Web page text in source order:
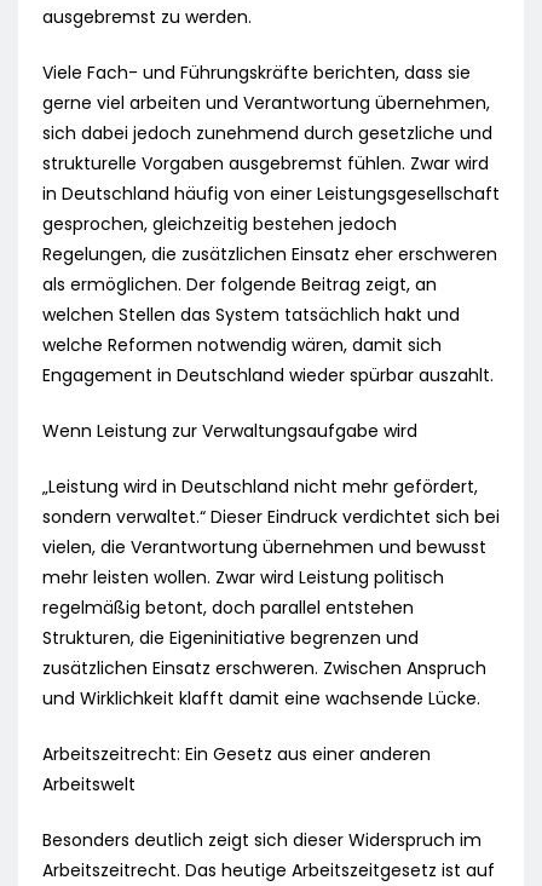
ausgebremst zu werden.
Viele Fach- und Führungskräfte berichten, dass sie
gerne viel arbeiten und Verantwortung übernehmen,
sich dabei jedoch zunehmend durch gesetzliche und
strukturelle Vorgaben ausgebremst fühlen. Zwar wird
in Deutschland häufig von einer Leistungsgesellschaft
gesprochen, gleichzeitig bestehen jedoch
Regelungen, die zusätzlichen Einsatz eher erschweren
als ermöglichen. Der folgende Beitrag zeigt, an
welchen Stellen das System tatsächlich hakt und
welche Reformen notwendig wären, damit sich
Engagement in Deutschland wieder spürbar auszahlt.
Wenn Leistung zur Verwaltungsaufgabe wird
„Leistung wird in Deutschland nicht mehr gefördert,
sondern verwaltet.“ Dieser Eindruck verdichtet sich bei
vielen, die Verantwortung übernehmen und bewusst
mehr leisten wollen. Zwar wird Leistung politisch
regelmäßig betont, doch parallel entstehen
Strukturen, die Eigeninitiative begrenzen und
zusätzlichen Einsatz erschweren. Zwischen Anspruch
und Wirklichkeit klafft damit eine wachsende Lücke.
Arbeitszeitrecht: Ein Gesetz aus einer anderen
Arbeitswelt
Besonders deutlich zeigt sich dieser Widerspruch im
Arbeitszeitrecht. Das heutige Arbeitszeitgesetz ist auf